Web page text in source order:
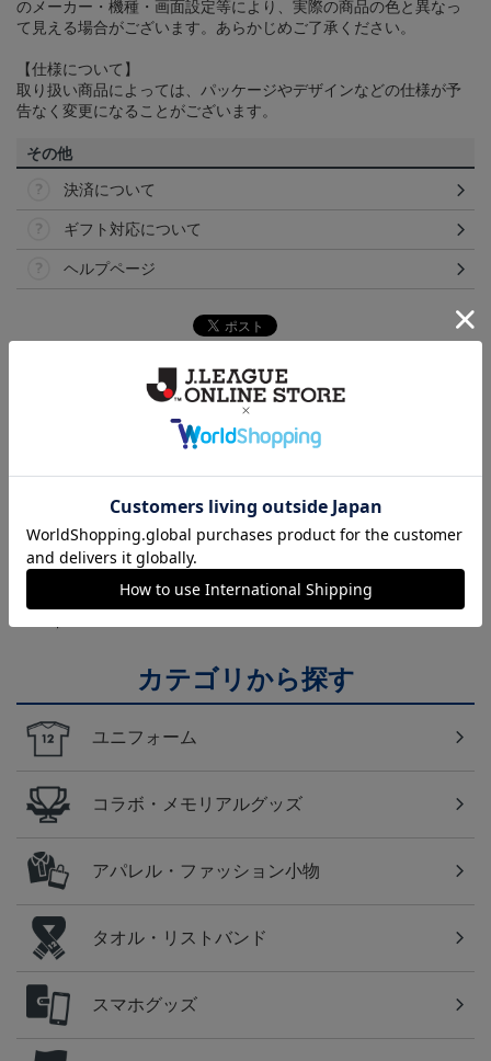
のメーカー・機種・画面設定等により、実際の商品の色と異なっ
て見える場合がございます。あらかじめご了承ください。
【仕様について】
取り扱い商品によっては、パッケージやデザインなどの仕様が予
告なく変更になることがございます。
その他
決済について
ギフト対応について
ヘルプページ
福岡
アビスパ福岡のすべてのグッズをチェックしたい方
カテゴリから探す
ユニフォーム
コラボ・メモリアルグッズ
アパレル・ファッション小物
タオル・リストバンド
スマホグッズ